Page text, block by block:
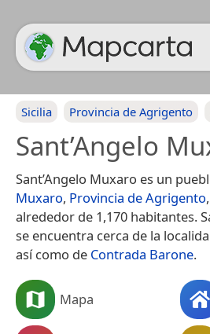
Sicilia Provincia de Agrigento
Sant’Angelo
Sant’Angelo Muxaro es un
Muxaro, Provincia de Agrigento,
alrededor de 1,170 habitantes.
se encuentra cerca de la
así como de Contrada Barone.
Mapa